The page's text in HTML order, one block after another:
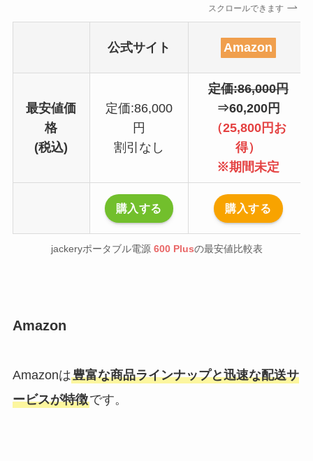
スクロールできます
公式サイト Amazon
最安値価
格
(税込)
定価:86,000
円
割引なし
定価:86,000円
⇒60,200円
（25,800円お
得）
※期間未定
購入する 購入する
jackeryポータブル電源 600 Plusの最安値比較表
Amazon
Amazonは豊富な商品ラインナップと迅速な配送サ
ービスが特徴です。